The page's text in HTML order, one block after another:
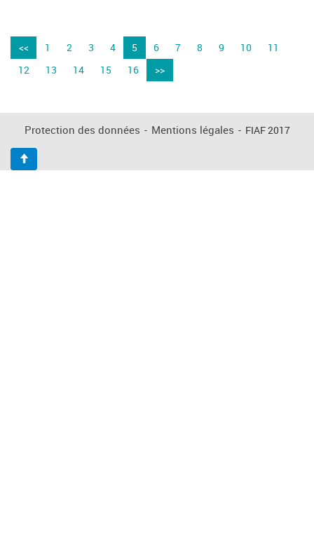
<< 1 2 3 4 5 6 7 8 9 10
11
12
13 14 15 16 >>
Protection des données - Mentions légales - FIAF 2017